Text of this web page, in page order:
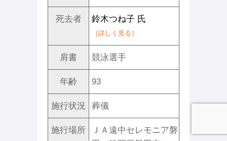
死去者 鈴木つね子 氏
［詳しく見る］
肩書 競泳選手
年齢 93
施行状況 葬儀
施行場所
ＪＡ遠中セレモニア磐